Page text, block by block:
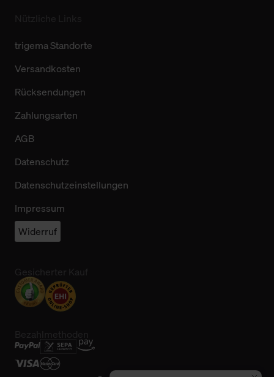
trigema Standorte
Versandkosten
Rücksendungen
Zahlungsarten
AGB
Datenschutz
Datenschutzeinstellungen
Impressum
Widerruf